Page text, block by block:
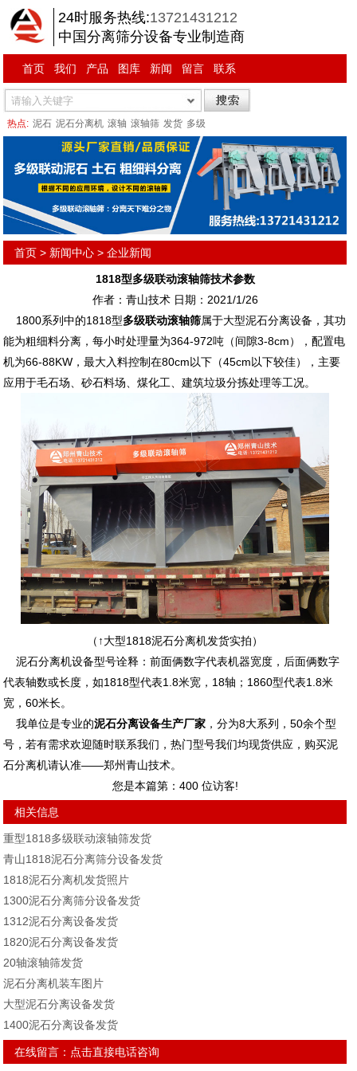
24时服务热线:13721431212
中国分离筛分设备专业制造商
首页 我们 产品 图库 新闻 留言 联系
热点: 泥石 泥石分离机 滚轴 滚轴筛 发货 多级
首页 > 新闻中心 >企业新闻
1818型多级联动滚轴筛技术参数
作者：青山技术 日期：2021/1/26
1800系列中的1818型多级联动滚轴筛属于大型泥石分离设备，其功
能为粗细料分离，每小时处理量为364-972吨（间隙3-8cm），配置电
机为66-88KW，最大入料控制在80cm以下（45cm以下较佳），主要
应用于毛石场、砂石料场、煤化工、建筑垃圾分拣处理等工况。
（↑大型1818泥石分离机发货实拍）
泥石分离机设备型号诠释：前面俩数字代表机器宽度，后面俩数字
代表轴数或长度，如1818型代表1.8米宽，18轴；1860型代表1.8米
宽，60米长。
我单位是专业的泥石分离设备生产厂家 ，分为8大系列，50余个型
号，若有需求欢迎随时联系我们，热门型号我们均现货供应，购买泥
石分离机请认准——郑州青山技术。
您是本篇第： 400位访客!
相关信息
重型1818多级联动滚轴筛发货
青山1818泥石分离筛分设备发货
1818泥石分离机发货照片
1300泥石分离筛分设备发货
1312泥石分离设备发货
1820泥石分离设备发货
20轴滚轴筛发货
泥石分离机装车图片
大型泥石分离设备发货
1400泥石分离设备发货
在线留言： 点击直接电话咨询